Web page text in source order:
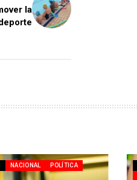
la
NACIONAL
POLÍTICA